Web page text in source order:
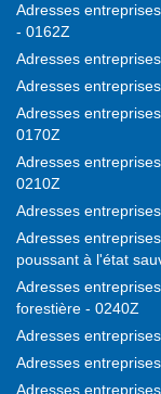
Adresses
- 0162Z
Adresses
Adresses
Adresses
0170Z
Adresses
0210Z
Adresses
Adresses
poussant à l'état
Adresses
forestière - 0240Z
Adresses
Adresses
Adresses